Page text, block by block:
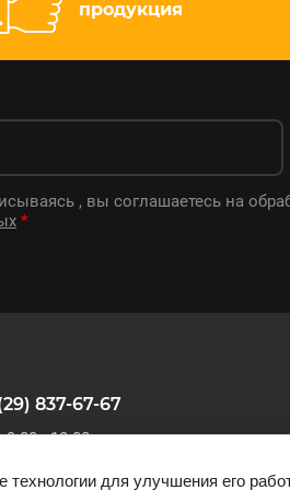
продукция
, вы соглашаетесь на
*
837-67-67
- 18:00
технологии для улучшения его